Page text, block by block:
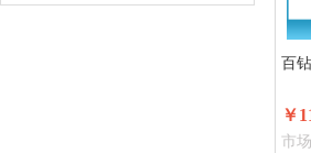
百
￥
市